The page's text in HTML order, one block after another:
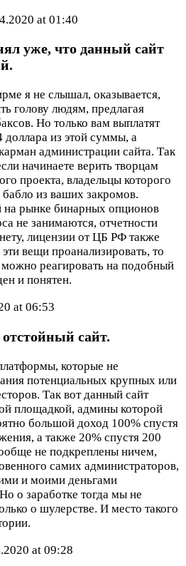
at 01:40
уже, что данный сайт
я не слышал, оказывается,
голову людям, предлагая
Но только вам выплатят
из этой суммы, а
администрации сайта. Так
начинаете верить творцам
проекта, владельцы которого
бабло из ваших закромов.
на рынке бинарных опционов
не занимаются, отчетности
лицензии от ЦБ РФ также
вещи проанализировать, то
можно реагировать на подобный
и понятен.
at 06:53
сайт.
которые не
потенциальных крупных или
Так вот данный сайт
площадкой, админы которой
большой доход 100% спустя
а также 20% спустя 200
не подкреплены ничем,
самих администраторов,
и моими деньгами
о заработке тогда мы не
о шулерстве. И место такого
at 09:28